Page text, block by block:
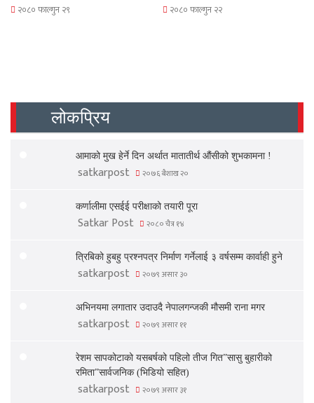
२०८० फाल्गुन २९ २०८० फाल्गुन २२
लोकप्रिय
आमाको मुख हेर्ने दिन अर्थात मातातीर्थ औंसीको शुभकामना !
satkarpost २०७६ बैशाख २०
कर्णालीमा एसईई परीक्षाको तयारी पूरा
Satkar Post २०८० चैत्र १४
त्रिबिको हुबहु प्रश्नपत्र निर्माण गर्नेलाई ३ वर्षसम्म कार्वाही हुने
satkarpost २०७९ असार ३०
अभिनयमा लगातार उदाउदै नेपालगन्जकी मौसमी राना मगर
satkarpost २०७९ असार ११
रेशम सापकोटाको यसबर्षको पहिलो तीज गित”सासु बुहारीको
रमिता”सार्वजनिक (भिडियो सहित)
satkarpost २०७९ असार ३१